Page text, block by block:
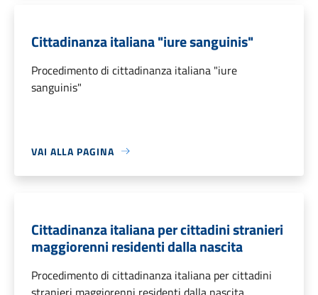
Cittadinanza italiana "iure sanguinis"
Procedimento di cittadinanza italiana "iure
sanguinis"
VAI ALLA PAGINA
Cittadinanza italiana per cittadini stranieri
maggiorenni residenti dalla nascita
Procedimento di cittadinanza italiana per cittadini